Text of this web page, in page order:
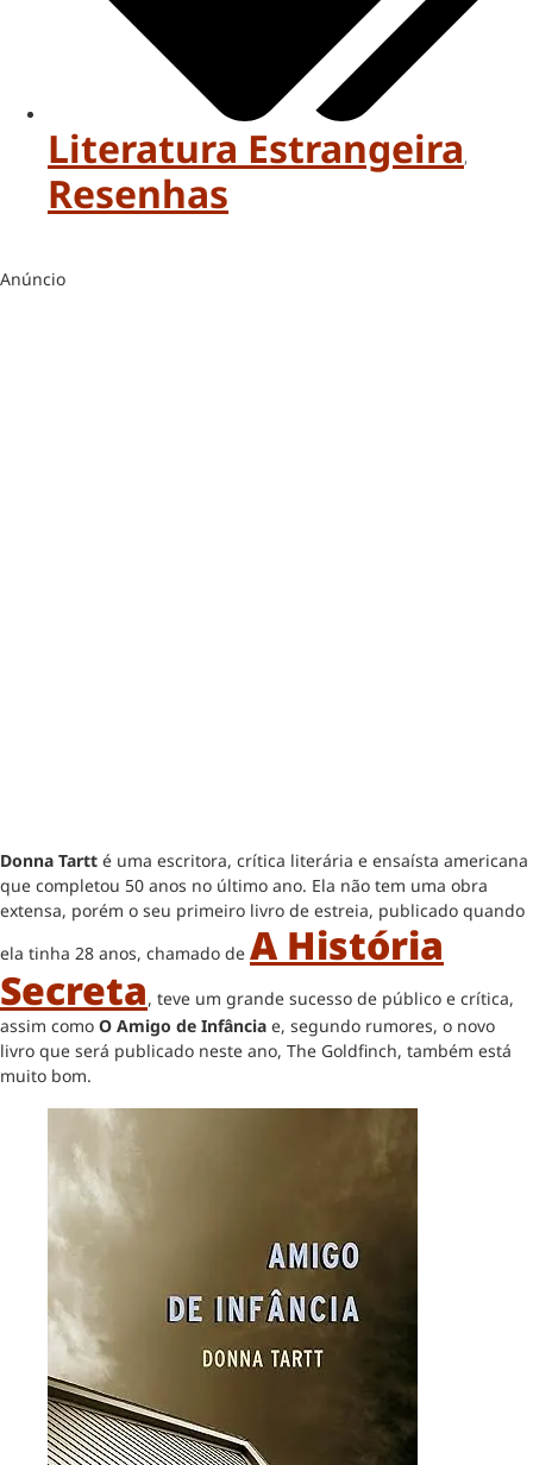
Literatura Estrangeira,
Resenhas
Anúncio
Donna Tartt é uma escritora, crítica literária e ensaísta americana
que completou 50 anos no último ano. Ela não tem uma obra
extensa, porém o seu primeiro livro de estreia, publicado quando
ela tinha 28 anos, chamado de A História
Secreta, teve um grande sucesso de público e crítica,
assim como O Amigo de Infância e, segundo rumores, o novo
livro que será publicado neste ano, The Goldfinch, também está
muito bom.